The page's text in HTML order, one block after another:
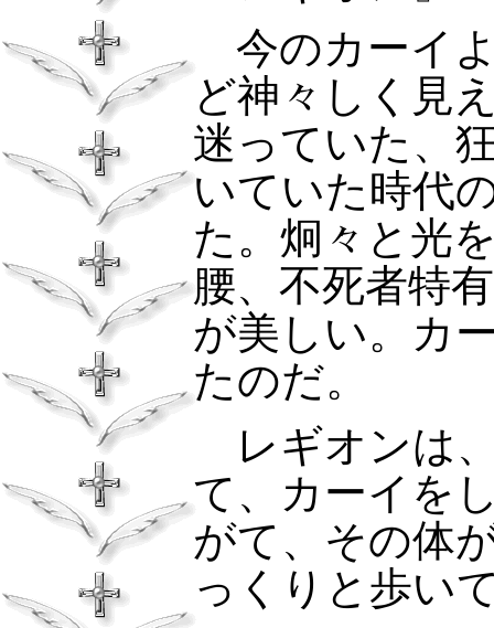
今のカーイ
ど神々しく見
迷っていた、
いていた時代
た。炯々と光
腰、不死者特
が美しい。カ
たのだ。
レギオンは
て、カーイを
がて、その体
っくりと歩い